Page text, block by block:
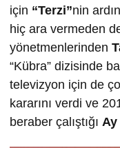
için “Terzi”nin
hiç ara vermeden
yönetmenlerinden
“Kübra” dizisinde
televizyon için de
kararını verdi ve
beraber çalıştığı Ay